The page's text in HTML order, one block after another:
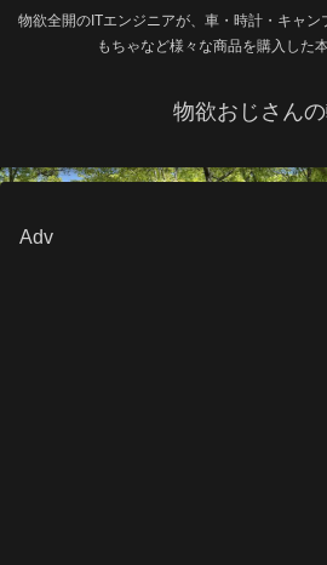
物欲全開のITエンジニアが、車・時計・キャ
もちゃなど様々な商品を購入した
物欲おじさん
Adv